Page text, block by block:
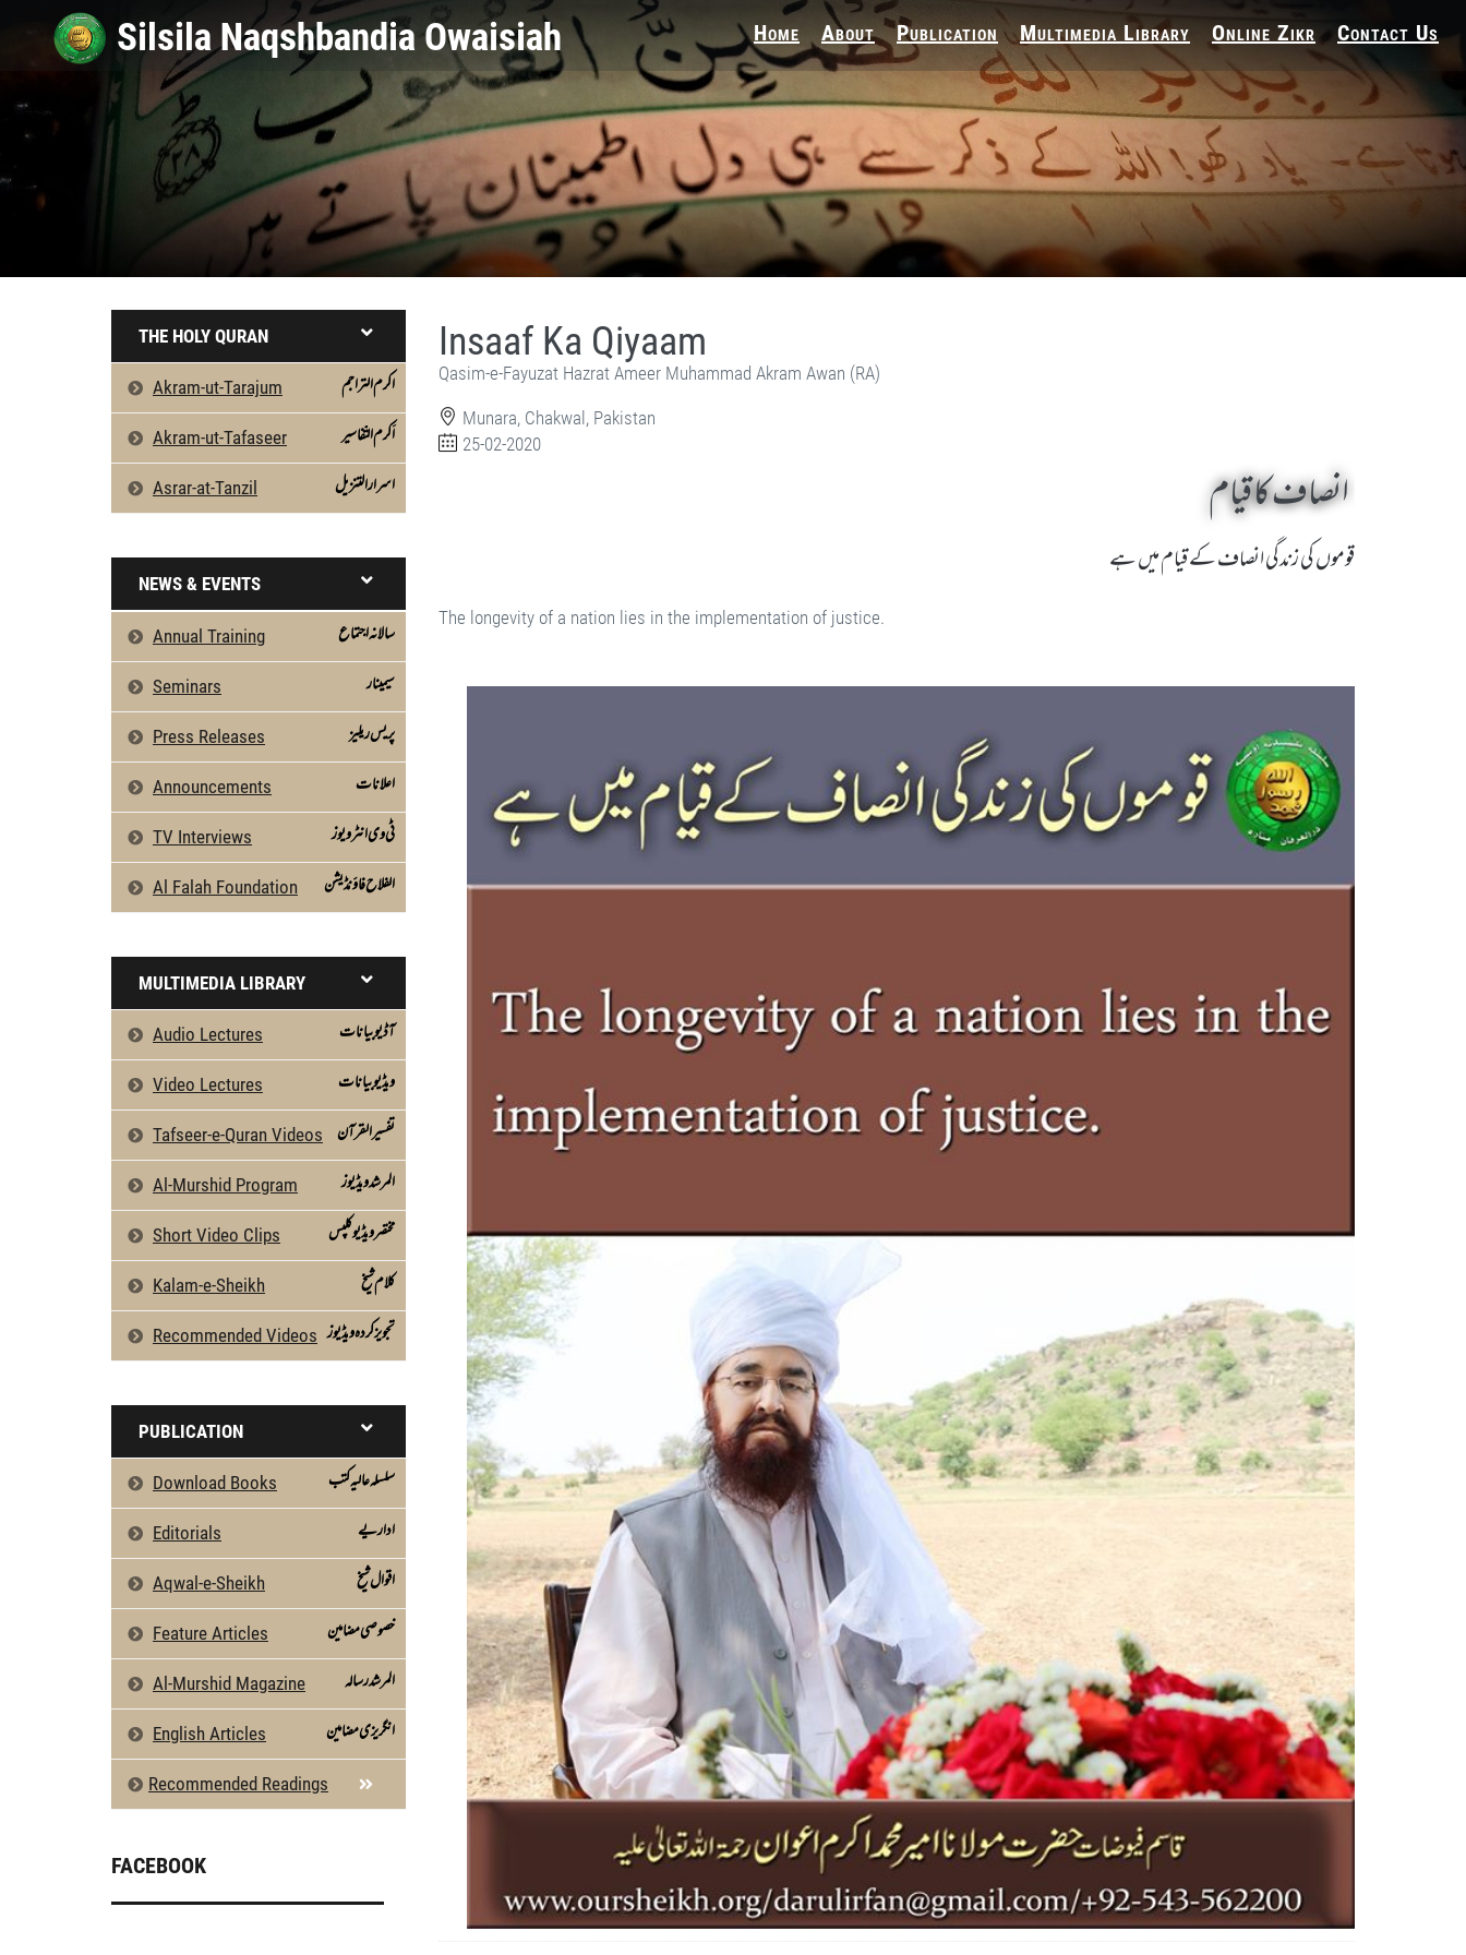
Home About Publication Multimedia Library Online Zikr Contact Us
THE HOLY QURAN
Akram-ut-Tarajum اکرم التراجم
Akram-ut-Tafaseer اَکرم التّفاسیر
Asrar-at-Tanzil اسرارالتنزیل
NEWS & EVENTS
Annual Training سالانہ اجتماع
Seminars سیمینار
Press Releases پریس ریلیز
Announcements اعلانات
TV Interviews ٹی وی انٹرویوز
Al Falah Foundation الفلاح فاؤنڈیشن
MULTIMEDIA LIBRARY
Audio Lectures آڈیو بیانات
Video Lectures ویڈیو بیانات
Tafseer-e-Quran Videos تفسیرالقرآن
Al-Murshid Program المرشد ویڈیوز
Short Video Clips مختصر ویڈیو کلپس
Kalam-e-Sheikh كلام شیخ
Recommended Videos تجویز کردہ ویڈیوز
PUBLICATION
Download Books سلسلہ عالیہ کتب
Editorials اداریے
Aqwal-e-Sheikh اقوال شیخ
Feature Articles خصوصی مضامین
Al-Murshid Magazine المرشد رسالہ
English Articles انگریزی مضامین
Recommended Readings
FACEBOOK
Insaaf Ka Qiyaam
Qasim-e-Fayuzat Hazrat Ameer Muhammad Akram Awan (RA)
Munara, Chakwal, Pakistan
25-02-2020
انصاف کا قیام
قوموں کی زندگی انصاف کے قیام میں ہے
The longevity of a nation lies in the implementation of justice.